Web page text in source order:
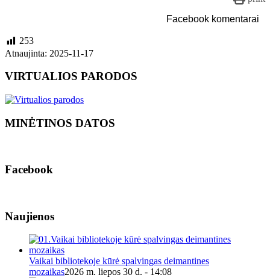
Facebook komentarai
253
Atnaujinta: 2025-11-17
VIRTUALIOS PARODOS
MINĖTINOS DATOS
Facebook
Naujienos
Vaikai bibliotekoje kūrė spalvingas deimantines
mozaikas2026 m. liepos 30 d. - 14:08